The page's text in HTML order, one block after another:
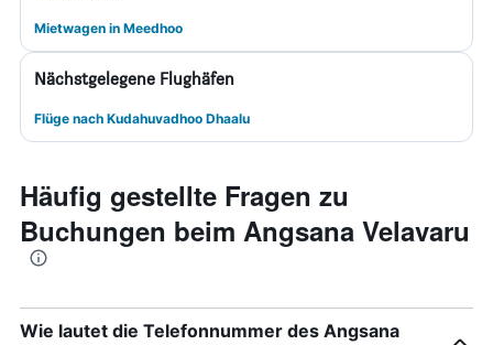
Mietwagen in Meedhoo
Nächstgelegene Flughäfen
Flüge nach Kudahuvadhoo Dhaalu
Häufig gestellte Fragen zu
Buchungen beim Angsana Velavaru
Wie lautet die Telefonnummer des Angsana